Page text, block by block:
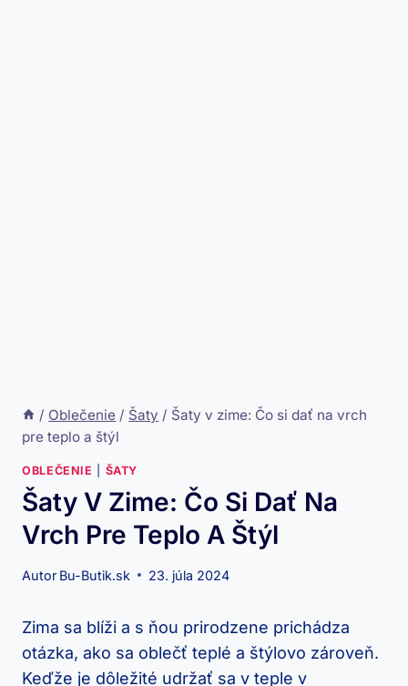
/ Oblečenie / Šaty / Šaty v zime: Čo si dať na vrch
pre teplo a štýl
OBLEČENIE ŠATY
Šaty V Zime: Čo Si Dať Na
Vrch Pre Teplo A Štýl
Autor Bu-Butik.sk 23. júla 2024
Zima sa blíži a s ňou prirodzene prichádza
otázka, ako sa oblečť teplé a štýlovo zároveň.
Keďže ​je ⁢dôležité udržať ‍sa v teple v